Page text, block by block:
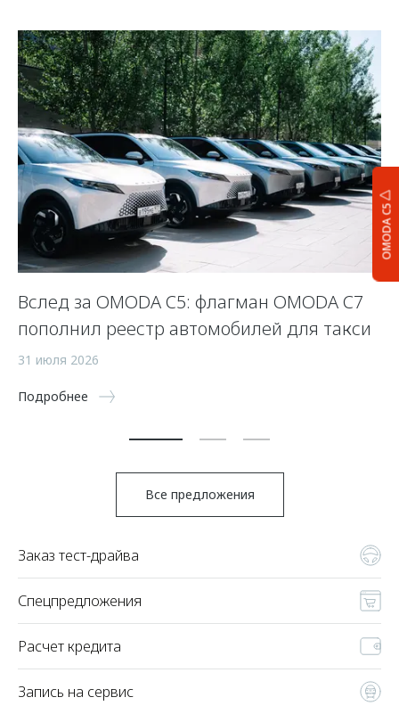
OMODA C5
Вслед за OMODA C5: флагман OMODA C7
пополнил реестр автомобилей для такси
31 июля 2026
Подробнее
Все предложения
Заказ тест-драйва
Спецпредложения
Расчет кредита
Запись на сервис